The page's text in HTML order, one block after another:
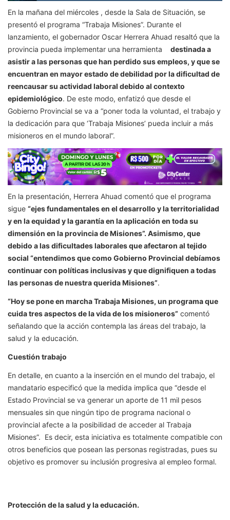
En la mañana del miércoles , desde la Sala de Situación, se
presentó el programa “Trabaja Misiones”. Durante el
lanzamiento, el gobernador Oscar Herrera Ahuad resaltó que la
provincia pueda implementar una herramienta destinada a
asistir a las personas que han perdido sus empleos, y que se
encuentran en mayor estado de debilidad por la dificultad de
reencausar su actividad laboral debido al contexto
epidemiológico. De este modo, enfatizó que desde el
Gobierno Provincial se va a “poner toda la voluntad, el trabajo y
la dedicación para que ‘Trabaja Misiones’ pueda incluir a más
misioneros en el mundo laboral”.
En la presentación, Herrera Ahuad comentó que el programa
sigue “ejes fundamentales en el desarrollo y la territorialidad
y en la equidad y la garantía en la aplicación en toda su
dimensión en la provincia de Misiones”. Asimismo, que
debido a las dificultades laborales que afectaron al tejido
social “entendimos que como Gobierno Provincial debíamos
continuar con políticas inclusivas y que dignifiquen a todas
las personas de nuestra querida Misiones”.
“Hoy se pone en marcha Trabaja Misiones, un programa que
cuida tres aspectos de la vida de los misioneros” comentó
señalando que la acción contempla las áreas del trabajo, la
salud y la educación.
Cuestión trabajo
En detalle, en cuanto a la inserción en el mundo del trabajo, el
mandatario especificó que la medida implica que “desde el
Estado Provincial se va generar un aporte de 11 mil pesos
mensuales sin que ningún tipo de programa nacional o
provincial afecte a la posibilidad de acceder al Trabaja
Misiones”. Es decir, esta iniciativa es totalmente compatible con
otros beneficios que posean las personas registradas, pues su
objetivo es promover su inclusión progresiva al empleo formal.
Protección de la salud y la educación.